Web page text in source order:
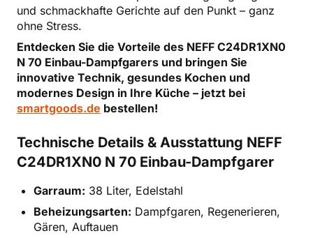
und schmackhafte Gerichte auf den Punkt – ganz
ohne Stress.
Entdecken Sie die Vorteile des NEFF C24DR1XN0
N 70 Einbau-Dampfgarers und bringen Sie
innovative Technik, gesundes Kochen und
modernes Design in Ihre Küche – jetzt bei
smartgoods.de bestellen!
Technische Details & Ausstattung NEFF
C24DR1XN0 N 70 Einbau-Dampfgarer
Garraum: 38 Liter, Edelstahl
Beheizungsarten: Dampfgaren, Regenerieren,
Gären, Auftauen